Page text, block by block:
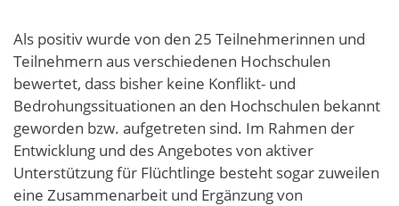
Als positiv wurde von den 25 Teilnehmerinnen und
Teilnehmern aus verschiedenen Hochschulen
bewertet, dass bisher keine Konflikt- und
Bedrohungssituationen an den Hochschulen bekannt
geworden bzw. aufgetreten sind. Im Rahmen der
Entwicklung und des Angebotes von aktiver
Unterstützung für Flüchtlinge besteht sogar zuweilen
eine Zusammenarbeit und Ergänzung von